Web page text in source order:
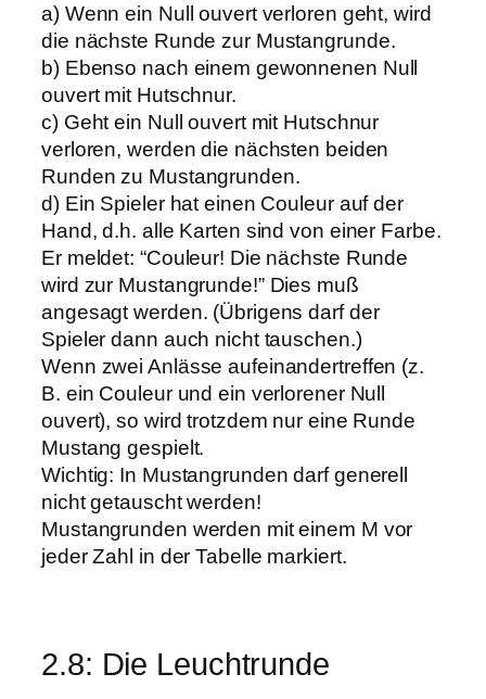
a) Wenn ein Null ouvert verloren geht, wird
die nächste Runde zur Mustangrunde.
b) Ebenso nach einem gewonnenen Null
ouvert mit Hutschnur.
c) Geht ein Null ouvert mit Hutschnur
verloren, werden die nächsten beiden
Runden zu Mustangrunden.
d) Ein Spieler hat einen Couleur auf der
Hand, d.h. alle Karten sind von einer Farbe.
Er meldet: “Couleur! Die nächste Runde
wird zur Mustangrunde!” Dies muß
angesagt werden. (Übrigens darf der
Spieler dann auch nicht tauschen.)
Wenn zwei Anlässe aufeinandertreffen (z.
B. ein Couleur und ein verlorener Null
ouvert), so wird trotzdem nur eine Runde
Mustang gespielt.
Wichtig: In Mustangrunden darf generell
nicht getauscht werden!
Mustangrunden werden mit einem M vor
jeder Zahl in der Tabelle markiert.
2.8: Die Leuchtrunde